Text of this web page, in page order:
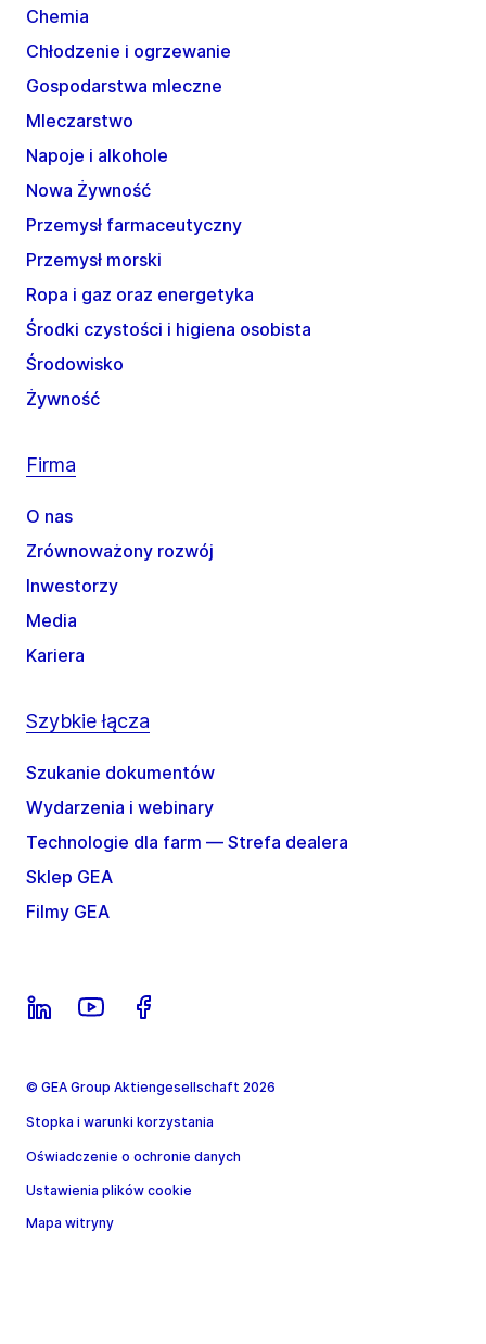
Chemia
Chłodzenie i ogrzewanie
Gospodarstwa mleczne
Mleczarstwo
Napoje i alkohole
Nowa Żywność
Przemysł farmaceutyczny
Przemysł morski
Ropa i gaz oraz energetyka
Środki czystości i higiena osobista
Środowisko
Żywność
Firma
O nas
Zrównoważony rozwój
Inwestorzy
Media
Kariera
Szybkie łącza
Szukanie dokumentów
Wydarzenia i webinary
Technologie dla farm — Strefa dealera
Sklep GEA
Filmy GEA
© GEA Group Aktiengesellschaft 2026
Stopka i warunki korzystania
Oświadczenie o ochronie danych
Ustawienia plików cookie
Mapa witryny